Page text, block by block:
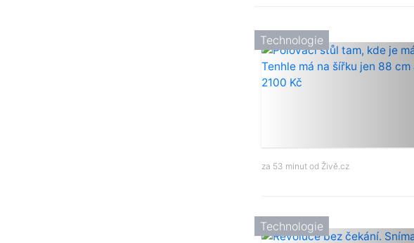
Technologie
za 53 minut od Živě.cz
Technologie